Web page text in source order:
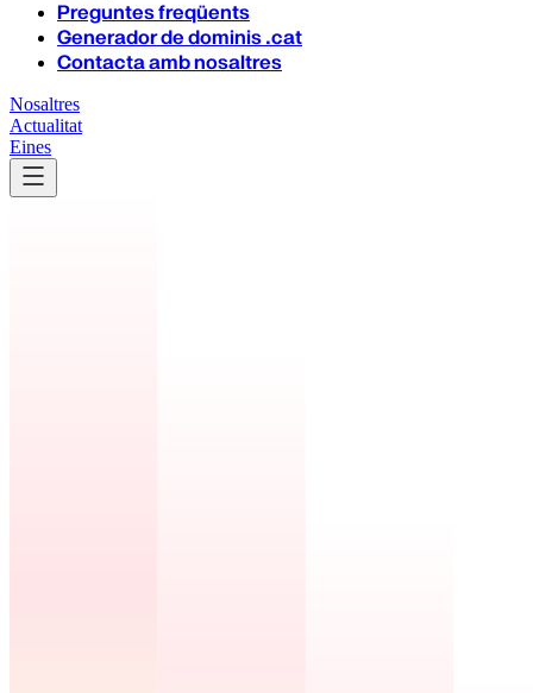
Preguntes freqüents
Generador de dominis .cat
Contacta amb nosaltres
Nosaltres
Actualitat
Eines